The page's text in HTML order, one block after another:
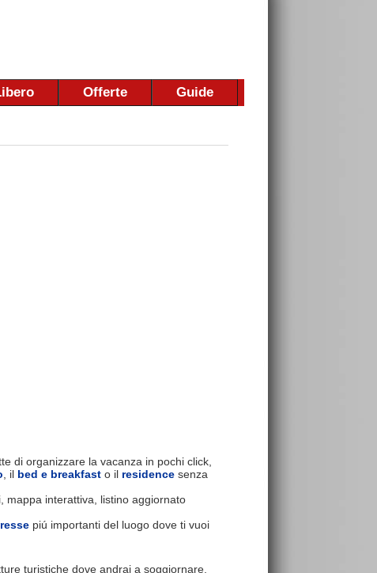
Offerte Guide
di organizzare la vacanza in pochi click,
, il bed e breakfast o il residence senza
mappa interattiva, listino aggiornato
piú importanti del luogo dove ti vuoi
turistiche dove andrai a soggiornare,